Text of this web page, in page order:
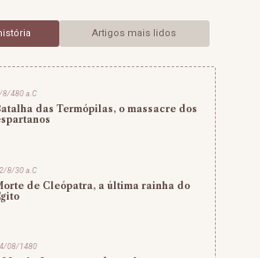
Artigos mais lidos
8/480 a.C
das Termópilas, o massacre dos
8/30 a.C
de Cleópatra, a última rainha do
08/1480